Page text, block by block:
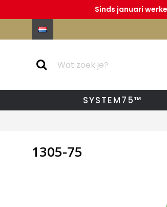
Sinds januari
SYSTEM75™
1305-75